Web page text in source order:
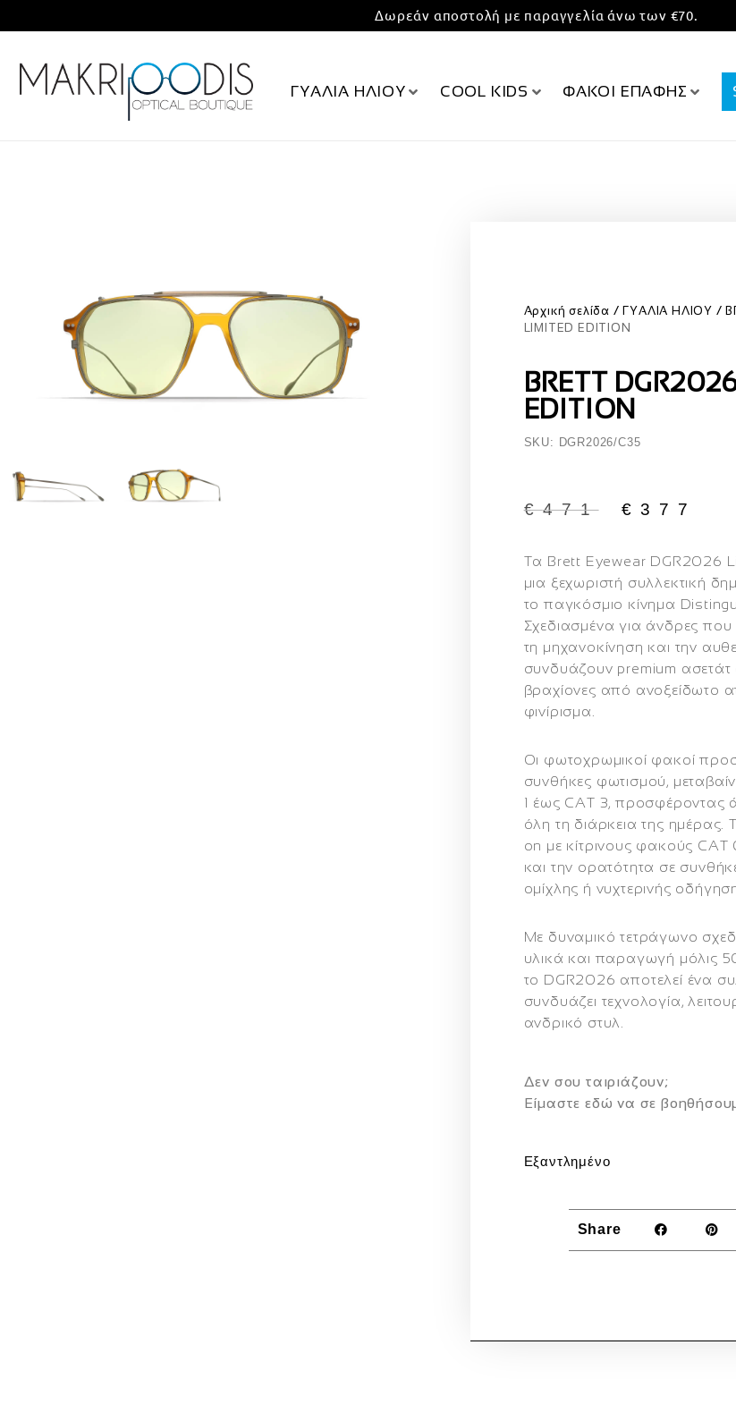
Δωρεάν αποστολή με παραγγελία άνω των €70.
ΓΥΑΛΙΑ ΗΛΙΟΥ COOL KIDS ΦΑΚΟΙ ΕΠΑΦΗΣ
Αρχική σελίδα ΓΥΑΛΙΑ ΗΛΙΟΥ
LIMITED EDITION
BRETT
EDITION
SKU: DGR2026/C35
€471 € 377
Τα Brett Eyewear DGR2026
μια ξεχωριστή συλλεκτική
το παγκόσμιο κίνημα
Σχεδιασμένα για άνδρες
τη μηχανοκίνηση και την
συνδυάζουν premium
βραχίονες από ανοξείδωτο
φινίρισμα.
Οι φωτοχρωμικοί φακοί
συνθήκες φωτισμού,
1 έως CAT 3, προσφέροντας
όλη τη διάρκεια της ημέρας.
on με κίτρινους φακούς CAT
και την ορατότητα σε
ομίχλης ή νυχτερινής
Με δυναμικό τετράγωνο
υλικά και παραγωγή μόλις
το DGR2026 αποτελεί ένα
συνδυάζει τεχνολογία,
ανδρικό στυλ.
Δεν σου ταιριάζουν;
Eίμαστε εδώ να σε
Εξαντλημένο
Share